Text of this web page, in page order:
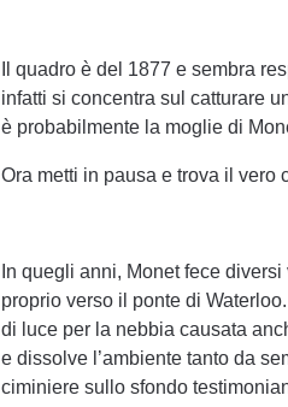
Il quadro è del 1877 e sembra
infatti si concentra sul catturare
è probabilmente la moglie di
Ora metti in pausa e trova il vero
In quegli anni, Monet fece
proprio verso il ponte di
di luce per la nebbia causata
e dissolve l’ambiente tanto da
ciminiere sullo sfondo